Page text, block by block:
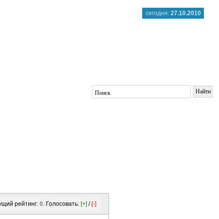
сегодня: 27.10.2010
рейтинг: 0. Голосовать: [+] / [-]